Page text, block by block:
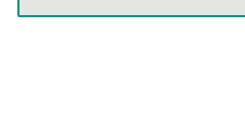
バッグ
BORA